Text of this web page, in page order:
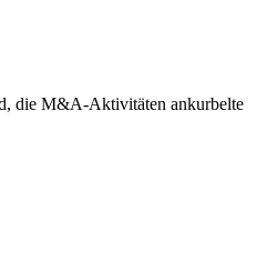
die M&A-Aktivitäten ankurbelte